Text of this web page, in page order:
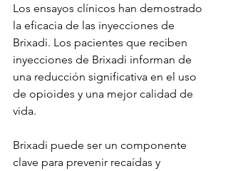
Los ensayos clínicos han demostrado
la eficacia de las inyecciones de
Brixadi. Los pacientes que reciben
inyecciones de Brixadi informan de
una reducción significativa en el uso
de opioides y una mejor calidad de
vida.
Brixadi puede ser un componente
clave para prevenir recaídas y